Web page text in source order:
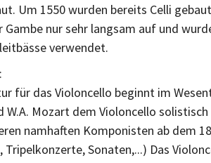
Um 1550 wurden bereits Celli
Gambe nur sehr langsam auf und
verwendet.
für das Violoncello beginnt im
W.A. Mozart dem Violoncello
namhaften Komponisten ab dem
Tripelkonzerte, Sonaten,...) Das